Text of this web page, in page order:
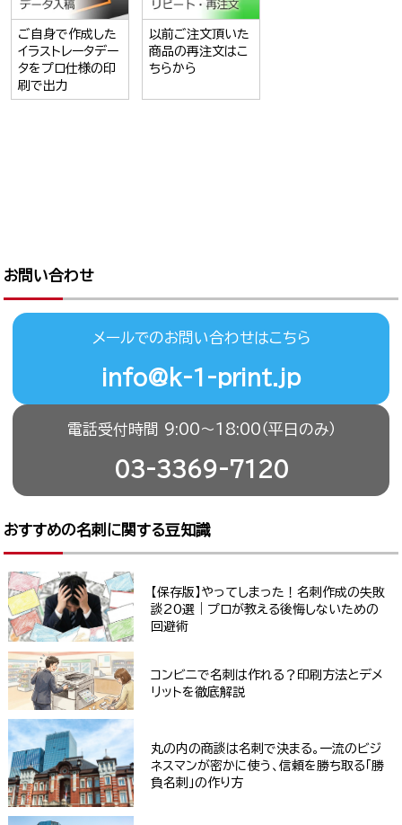
ご自身で作成した
イラストレータデー
タをプロ仕様の印
刷で出力
以前ご注文頂いた
商品の再注文はこ
ちらから
お問い合わせ
メールでのお問い合わせはこちら
info@k-1-print.jp
電話受付時間 9:00〜18:00（平日のみ）
03-3369-7120
おすすめの名刺に関する豆知識
【保存版】やってしまった！名刺作成の失敗
談20選｜プロが教える後悔しないための
回避術
コンビニで名刺は作れる？印刷方法とデメ
リットを徹底解説
丸の内の商談は名刺で決まる。一流のビジ
ネスマンが密かに使う、信頼を勝ち取る「勝
負名刺」の作り方